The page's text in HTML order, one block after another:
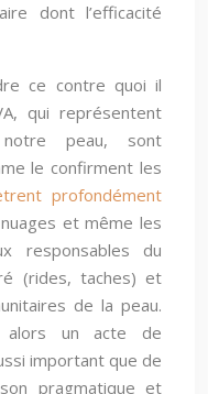
dont l’efficacité
ce contre quoi il
qui représentent
peau, sont
le confirment les
profondément
et même les
responsables du
(rides, taches) et
de la peau.
alors un acte de
important que de
pragmatique et